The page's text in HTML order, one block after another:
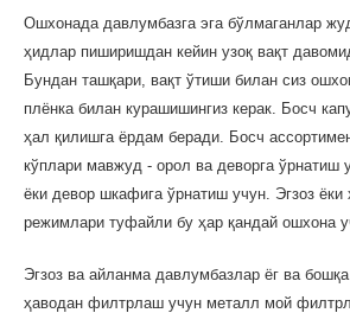
Ошхонада давлумбазга эга бўлмаганлар
ҳидлар пиширишдан кейин узоқ вақт
Бундан ташқари, вақт ўтиши билан сиз
плёнка билан курашишингиз керак. Босч
ҳал қилишга ёрдам беради. Босч
кўплари мавжуд - орол ва деворга ўрнатиш
ёки девор шкафига ўрнатиш учун. Эгзоз
режимлари туфайли бу ҳар қандай ошхона
Эгзоз ва айланма давлумбазлар ёг ва
ҳаводан филтрлаш учун металл мой